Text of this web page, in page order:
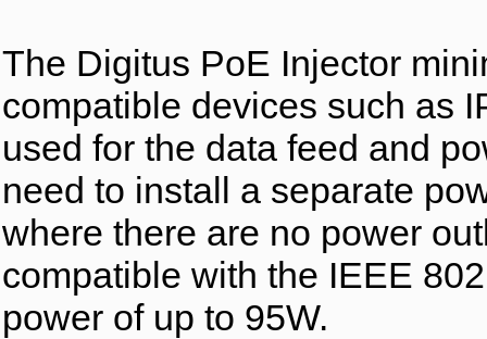
The Digitus PoE Injector
compatible devices such as
used for the data feed and
need to install a separate
where there are no power
compatible with the IEEE
power of up to 95W.